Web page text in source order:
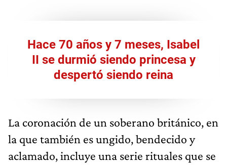
Hace 70 años y 7 meses, Isabel
II se durmió siendo princesa y
despertó siendo reina
La coronación de un soberano británico, en
la que también es ungido, bendecido y
aclamado, incluye una serie rituales que se